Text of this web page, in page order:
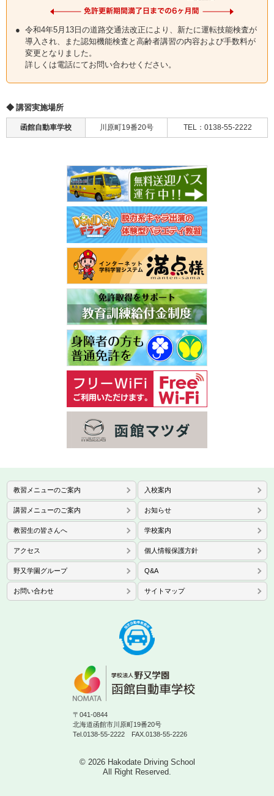
令和4年5月13日の道路交通法改正により、新たに運転技能検査が
導入され、また認知機能検査と高齢者講習の内容および手数料が
変更となりました。
詳しくは電話にてお問い合わせください。
講習実施場所
函館自動車学校 川原町19番20号 TEL：0138-55-2222
教習メニューのご案内 入校案内
講習メニューのご案内 お知らせ
教習生の皆さんへ 学校案内
アクセス 個人情報保護方針
野又学園グループ Q&A
お問い合わせ サイトマップ
〒041-0844
北海道函館市川原町19番20号
Tel.0138-55-2222 FAX.0138-55-2226
© 2026 Hakodate Driving School
All Right Reserved.